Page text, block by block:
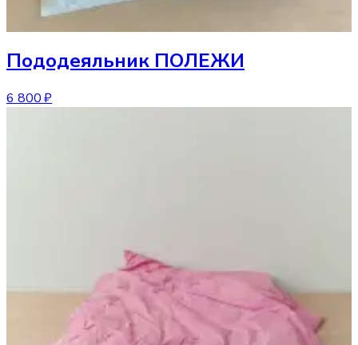
Пододеяльник ПОЛЕЖИ
6 800 ₽